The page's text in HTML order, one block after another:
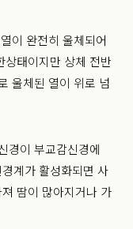
이 완전히 울체되어
상태이지만 상체 전반
울체된 열이 위로 넘
경이 부교감신경에
계가 활성화되면 사
땀이 많아지거나 가